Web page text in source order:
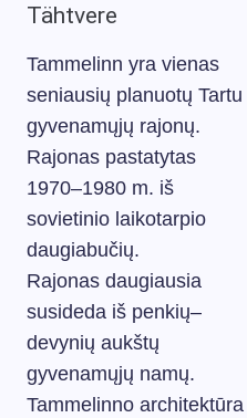
Tähtvere
Tammelinn yra vienas
seniausių planuotų Tartu
gyvenamųjų rajonų.
Rajonas pastatytas
1970–1980 m. iš
sovietinio laikotarpio
daugiabučių.
Rajonas daugiausia
susideda iš penkių–
devynių aukštų
gyvenamųjų namų.
Tammelinno architektūra